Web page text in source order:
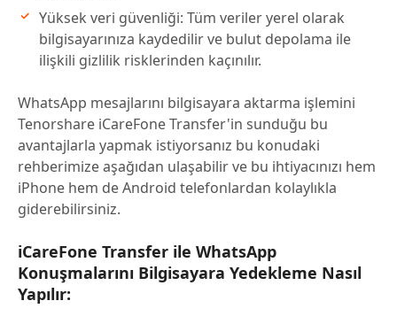
Yüksek veri güvenliği: Tüm veriler yerel olarak
bilgisayarınıza kaydedilir ve bulut depolama ile
ilişkili gizlilik risklerinden kaçınılır.
WhatsApp mesajlarını bilgisayara aktarma işlemini
Tenorshare iCareFone Transfer'in sunduğu bu
avantajlarla yapmak istiyorsanız bu konudaki
rehberimize aşağıdan ulaşabilir ve bu ihtiyacınızı hem
iPhone hem de Android telefonlardan kolaylıkla
giderebilirsiniz.
iCareFone Transfer ile WhatsApp
Konuşmalarını Bilgisayara Yedekleme Nasıl
Yapılır: